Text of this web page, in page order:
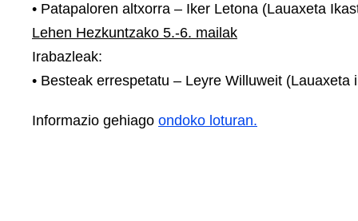
• Patapaloren altxorra – Iker Letona (Lauaxeta
Lehen Hezkuntzako 5.-6. mailak
Irabazleak:
• Besteak errespetatu – Leyre Willuweit (Lauaxeta
Informazio gehiago ondoko loturan.